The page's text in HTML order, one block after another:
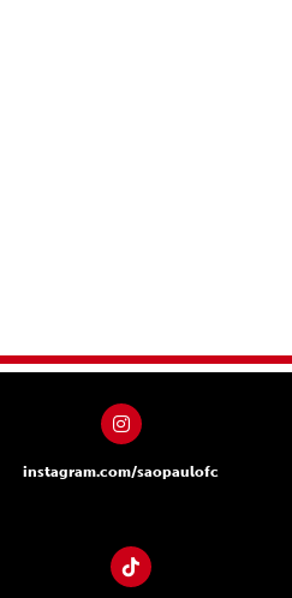
instagram.com/saopaulofc